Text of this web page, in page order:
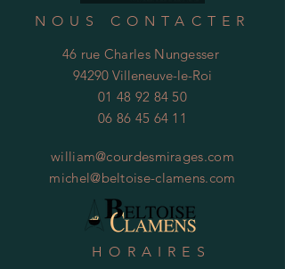
NOUS CONTACTER
46 rue Charles Nungesser
94290 Villeneuve-le-Roi
01 48 92 84 50
06 86 45 64 11
william@courdesmirages.com
michel@beltoise-clamens.com
HORAIRES